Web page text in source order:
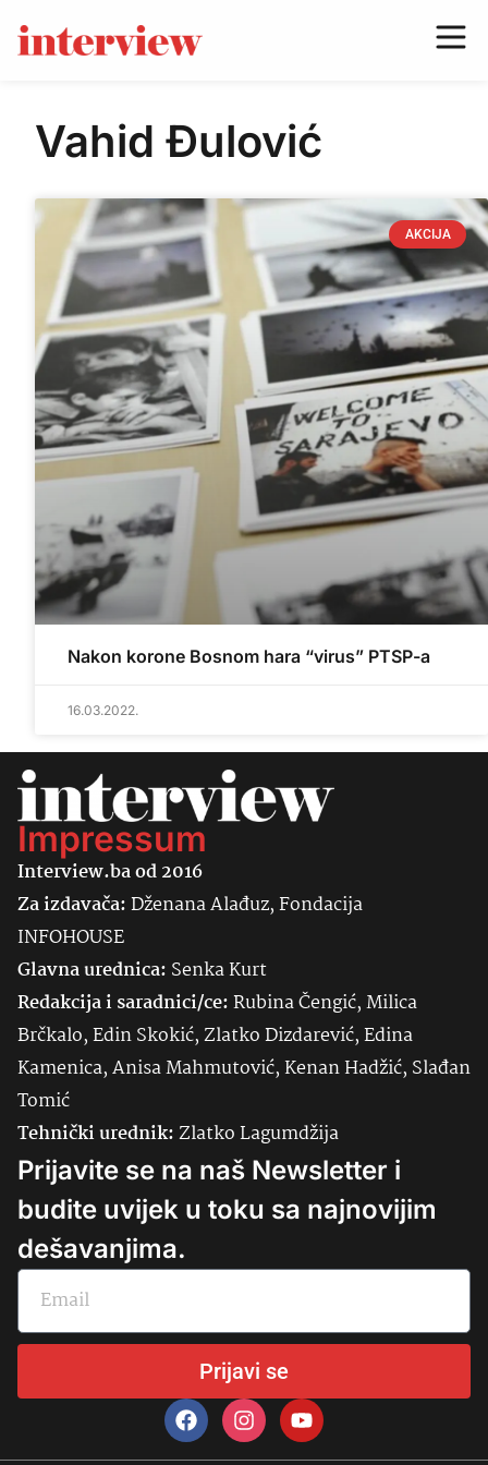
Vahid Đulović
AKCIJA
Nakon korone Bosnom hara “virus” PTSP-a
16.03.2022.
Impressum
Interview.ba od 2016
Za izdavača:Dženana Alađuz, Fondacija
INFOHOUSE
Glavna urednica: SenkaKurt
Redakcija i saradnici/ce:Rubina Čengić, Milica
Brčkalo, Edin Skokić, Zlatko Dizdarević, Edina
Kamenica, Anisa Mahmutović, Kenan Hadžić, Slađan
Tomić
Tehnički urednik:Zlatko Lagumdžija
Prijavite se na naš Newsletter i
budite uvijek u toku sa najnovijim
dešavanjima.
Prijavi se